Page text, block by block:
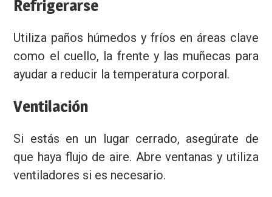
Refrigerarse
Utiliza paños húmedos y fríos en áreas clave
como el cuello, la frente y las muñecas para
ayudar a reducir la temperatura corporal.
Ventilación
Si estás en un lugar cerrado, asegúrate de
que haya flujo de aire. Abre ventanas y utiliza
ventiladores si es necesario.